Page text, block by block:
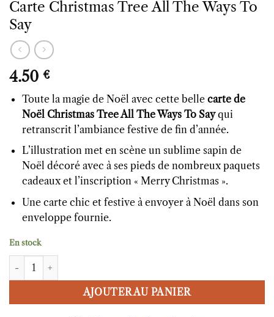
Carte Christmas Tree All The Ways To
Say
4.50 €
Toute la magie de Noël avec cette belle carte de
Noël Christmas Tree All The Ways To Sayqui
retranscrit l’ambiance festive de fin d’année.
L’illustration met en scène un sublime sapin de
Noël décoré avec à ses pieds de nombreux paquets
cadeaux et l’inscription « Merry Christmas ».
Une carte chic et festive à envoyer à Noël dans son
enveloppe fournie.
En stock
quantité de Carte Christmas Tree All The Ways To Say
AJOUTER AU PANIER